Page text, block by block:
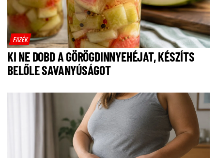
FAZÉK
KI NE DOBD A GÖRÖGDINNYEHÉJAT, KÉSZÍTS
BELŐLE SAVANYÚSÁGOT